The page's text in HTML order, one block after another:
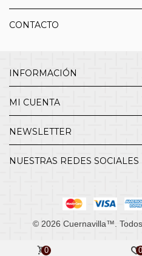
CONTACTO
INFORMACIÓN
MI CUENTA
NEWSLETTER
NUESTRAS REDES SOCIALES
© 2026 Cuernavilla™.
0 0